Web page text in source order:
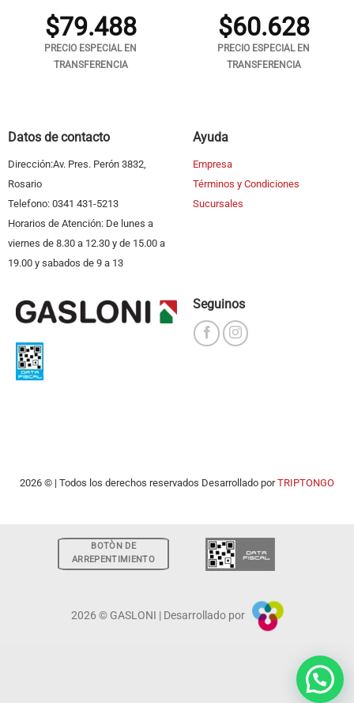
$79.488
PRECIO ESPECIAL EN
TRANSFERENCIA
$60.628
PRECIO ESPECIAL EN
TRANSFERENCIA
Datos de contacto
Dirección:Av. Pres. Perón 3832,
Rosario
Telefono: 0341 431-5213
Horarios de Atención: De lunes a
viernes de 8.30 a 12.30 y de 15.00 a
19.00 y sabados de 9 a 13
Ayuda
Empresa
Términos y Condiciones
Sucursales
Seguinos
2026 © | Todos los derechos reservados Desarrollado porTRIPTONGO
BOTÒN DE
ARREPENTIMIENTO
2026 © GASLONI | Desarrollado por